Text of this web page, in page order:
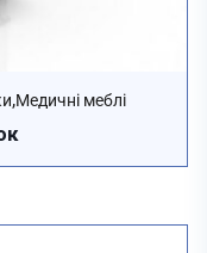
,Медичні меблі